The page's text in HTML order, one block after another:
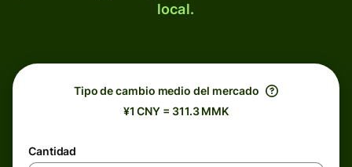
local.
Tipo de cambio medio del mercado
¥1 CNY = 311.3 MMK
Cantidad